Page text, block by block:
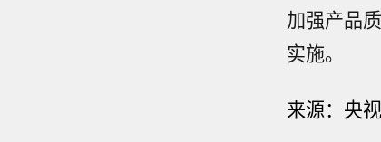
加强产品
实施。
来源： 央